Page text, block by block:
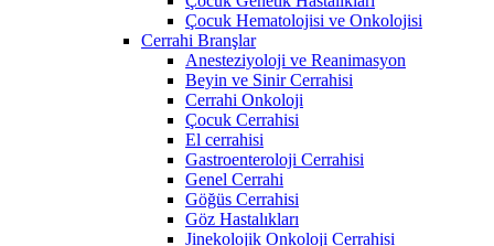
Çocuk Hematolojisi ve Onkolojisi
Cerrahi Branşlar
Anesteziyoloji ve Reanimasyon
Beyin ve Sinir Cerrahisi
Cerrahi Onkoloji
Çocuk Cerrahisi
El cerrahisi
Gastroenteroloji Cerrahisi
Genel Cerrahi
Göğüs Cerrahisi
Göz Hastalıkları
Jinekolojik Onkoloji Cerrahisi